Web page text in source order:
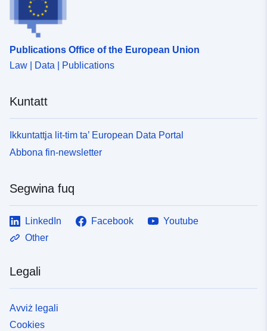
Publications Office of the European Union
Law | Data | Publications
Kuntatt
Ikkuntattja lit-tim ta’ European Data Portal
Abbona fin-newsletter
Segwina fuq
LinkedIn Facebook
Youtube
Other
Legali
Avviż legali
Cookies